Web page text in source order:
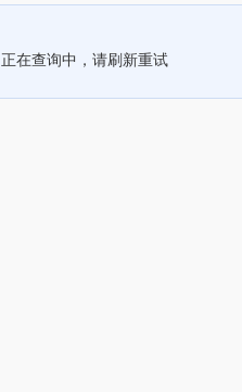
正在查询中，请刷新重试